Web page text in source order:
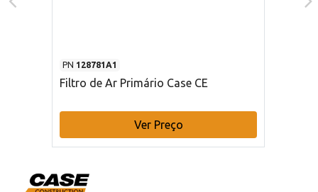
PN 128781A1
Filtro de Ar Primário Case CE
Ver Preço